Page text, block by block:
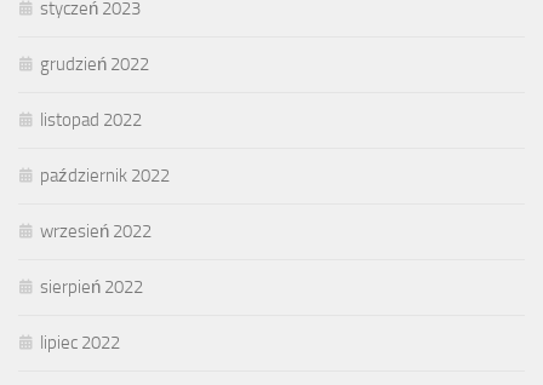
styczeń 2023
grudzień 2022
listopad 2022
październik 2022
wrzesień 2022
sierpień 2022
lipiec 2022